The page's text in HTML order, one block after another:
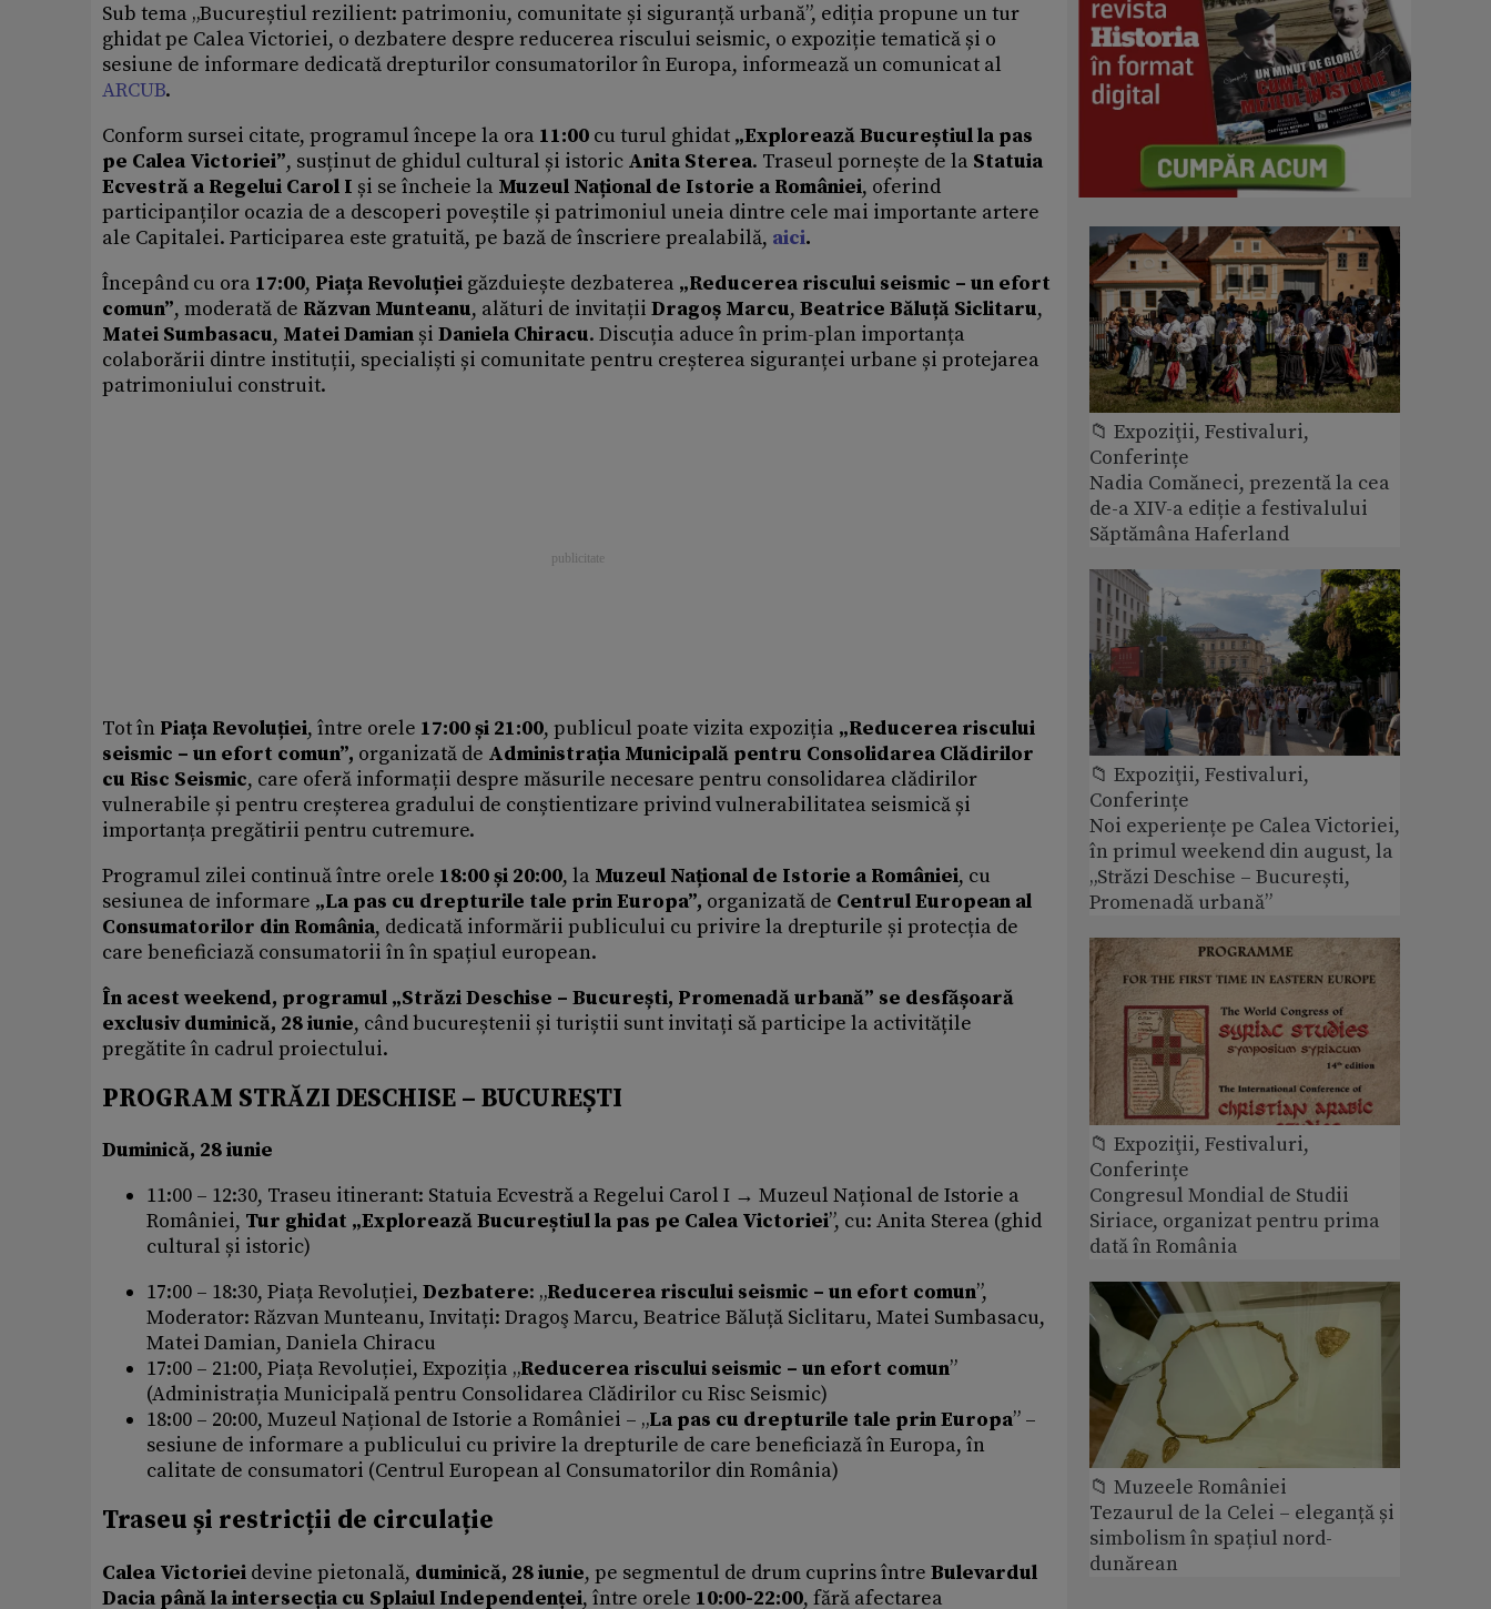
Sub tema „Bucureștiul rezilient: patrimoniu, comunitate și siguranță urbană”, ediția propune un tur
ghidat pe Calea Victoriei, o dezbatere despre reducerea riscului seismic, o expoziție tematică și o
sesiune de informare dedicată drepturilor consumatorilor în Europa, informează un comunicat al
ARCUB.
Conform sursei citate, programul începe la ora 11:00 cu turul ghidat „Explorează Bucureștiul la pas
pe Calea Victoriei”, susținut de ghidul cultural și istoric Anita Sterea. Traseul pornește de la Statuia
Ecvestră a Regelui Carol I și se încheie la Muzeul Național de Istorie a României, oferind
participanților ocazia de a descoperi poveștile și patrimoniul uneia dintre cele mai importante artere
ale Capitalei. Participarea este gratuită, pe bază de înscriere prealabilă, aici.
Începând cu ora 17:00, Piața Revoluției găzduiește dezbaterea „Reducerea riscului seismic – un efort
comun”, moderată de Răzvan Munteanu, alături de invitații Dragoș Marcu, Beatrice Băluță Siclitaru,
Matei Sumbasacu, Matei Damian și Daniela Chiracu. Discuția aduce în prim-plan importanța
colaborării dintre instituții, specialiști și comunitate pentru creșterea siguranței urbane și protejarea
patrimoniului construit.
Tot în Piața Revoluției, între orele 17:00 și 21:00, publicul poate vizita expoziția „Reducerea riscului
seismic – un efort comun”, organizată de Administrația Municipală pentru Consolidarea Clădirilor
cu Risc Seismic, care oferă informații despre măsurile necesare pentru consolidarea clădirilor
vulnerabile și pentru creșterea gradului de conștientizare privind vulnerabilitatea seismică și
importanța pregătirii pentru cutremure.
Programul zilei continuă între orele 18:00 și 20:00, la Muzeul Național de Istorie a României, cu
sesiunea de informare „La pas cu drepturile tale prin Europa”, organizată de Centrul European al
Consumatorilor din România, dedicată informării publicului cu privire la drepturile și protecția de
care beneficiază consumatorii în în spațiul european.
În acest weekend, programul „Străzi Deschise – București, Promenadă urbană” se desfășoară
exclusiv duminică, 28 iunie, când bucureștenii și turiștii sunt invitați să participe la activitățile
pregătite în cadrul proiectului.
PROGRAM STRĂZI DESCHISE – BUCUREȘTI
Duminică, 28 iunie
11:00 – 12:30, Traseu itinerant: Statuia Ecvestră a Regelui Carol I → Muzeul Național de Istorie a
României, Tur ghidat „Explorează Bucureștiul la pas pe Calea Victoriei”, cu: Anita Sterea (ghid
cultural și istoric)
17:00 – 18:30, Piața Revoluției, Dezbatere: „Reducerea riscului seismic – un efort comun”,
Moderator: Răzvan Munteanu, Invitați: Dragoş Marcu, Beatrice Băluță Siclitaru, Matei Sumbasacu,
Matei Damian, Daniela Chiracu
17:00 – 21:00, Piața Revoluției, Expoziția „Reducerea riscului seismic – un efort comun”
(Administrația Municipală pentru Consolidarea Clădirilor cu Risc Seismic)
18:00 – 20:00, Muzeul Național de Istorie a României – „La pas cu drepturile tale prin Europa” –
sesiune de informare a publicului cu privire la drepturile de care beneficiază în Europa, în
calitate de consumatori (Centrul European al Consumatorilor din România)
Traseu și restricții de circulație
Calea Victoriei devine pietonală, duminică, 28 iunie, pe segmentul de drum cuprins între Bulevardul
Dacia până la intersecția cu Splaiul Independenței, între orele 10:00-22:00, fără afectarea
📁 Expoziţii, Festivaluri,
Conferințe
Nadia Comăneci, prezentă la cea
de-a XIV-a ediție a festivalului
Săptămâna Haferland
📁 Expoziţii, Festivaluri,
Conferințe
Noi experiențe pe Calea Victoriei,
în primul weekend din august, la
„Străzi Deschise – București,
Promenadă urbană”
📁 Expoziţii, Festivaluri,
Conferințe
Congresul Mondial de Studii
Siriace, organizat pentru prima
dată în România
📁 Muzeele României
Tezaurul de la Celei – eleganță și
simbolism în spațiul nord-
dunărean